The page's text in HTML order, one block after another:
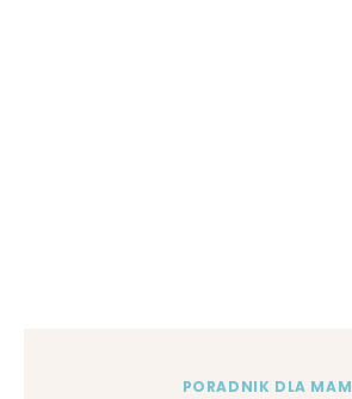
PORADNIK DLA MAM